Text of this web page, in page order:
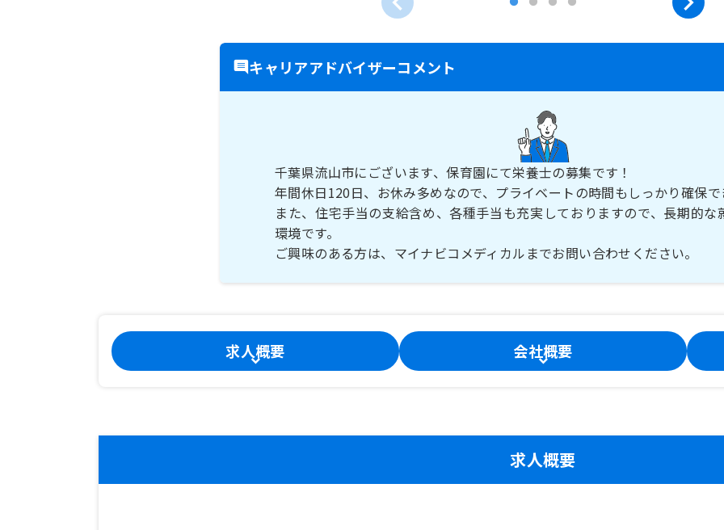
キャリアアドバイザーコメント
千葉県流山市にございます、保育園にて栄養士の募集です！
年間休日120日、お休み多めなので、プライベートの時間もしっかり確保
また、住宅手当の支給含め、各種手当も充実しておりますので、長期的な
環境です。
ご興味のある方は、マイナビコメディカルまでお問い合わせください。
求人概要 会社概要
求人概要